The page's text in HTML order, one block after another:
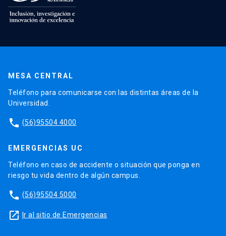
MESA CENTRAL
Teléfono para comunicarse con las distintas áreas de la
Universidad.
phone (56)95504 4000
EMERGENCIAS UC
Teléfono en caso de accidente o situación que ponga en
riesgo tu vida dentro de algún campus.
phone (56)95504 5000
launch Ir al sitio de Emergencias